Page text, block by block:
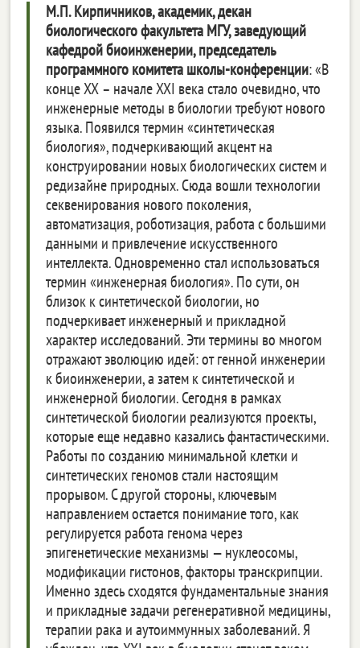
М.П. Кирпичников, академик, декан
биологического факультета МГУ, заведующий
кафедрой биоинженерии, председатель
программного комитета школы-конференции: «В
конце XX – начале XXI века стало очевидно, что
инженерные методы в биологии требуют нового
языка. Появился термин «синтетическая
биология», подчеркивающий акцент на
конструировании новых биологических систем и
редизайне природных. Сюда вошли технологии
секвенирования нового поколения,
автоматизация, роботизация, работа с большими
данными и привлечение искусственного
интеллекта. Одновременно стал использоваться
термин «инженерная биология». По сути, он
близок к синтетической биологии, но
подчеркивает инженерный и прикладной
характер исследований. Эти термины во многом
отражают эволюцию идей: от генной инженерии
к биоинженерии, а затем к синтетической и
инженерной биологии. Сегодня в рамках
синтетической биологии реализуются проекты,
которые еще недавно казались фантастическими.
Работы по созданию минимальной клетки и
синтетических геномов стали настоящим
прорывом. С другой стороны, ключевым
направлением остается понимание того, как
регулируется работа генома через
эпигенетические механизмы — нуклеосомы,
модификации гистонов, факторы транскрипции.
Именно здесь сходятся фундаментальные знания
и прикладные задачи регенеративной медицины,
терапии рака и аутоиммунных заболеваний. Я